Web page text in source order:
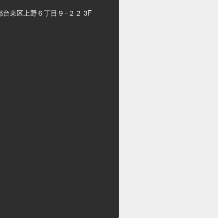
台東区上野６丁目９−２２ 3F